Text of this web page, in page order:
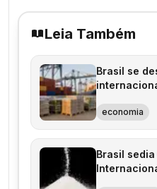
Leia Também
Brasil se
economia
Brasil